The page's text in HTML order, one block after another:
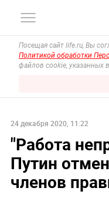
Посещая сайт life.ru, Вы
Политикой обработки
файлов cookie, указанных
24 декабря 2020, 11:22
"Работа
Путин
членов